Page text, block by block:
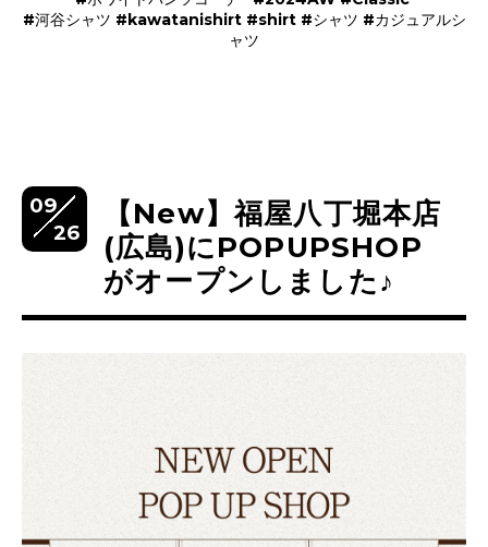
#河谷シャツ #kawatanishirt #shirt #シャツ #カジュアルシ
ャツ
09
26
【New】福屋八丁堀本店
(広島)にPOPUPSHOP
がオープンしました♪